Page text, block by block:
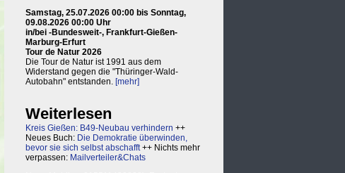
Samstag, 25.07.2026 00:00 bis Sonntag,
09.08.2026 00:00 Uhr
in/bei -Bundesweit-, Frankfurt-Gießen-
Marburg-Erfurt
Tour de Natur 2026
Die Tour de Natur ist 1991 aus dem
Widerstand gegen die "Thüringer-Wald-
Autobahn" entstanden. [mehr]
Weiterlesen
Kreis Gießen: B49-Neubau verhindern ++
Neues Buch: Die Demokratie überwinden,
bevor sie sich selbst abschafft++ Nichts mehr
verpassen: Mailverteiler&Chats